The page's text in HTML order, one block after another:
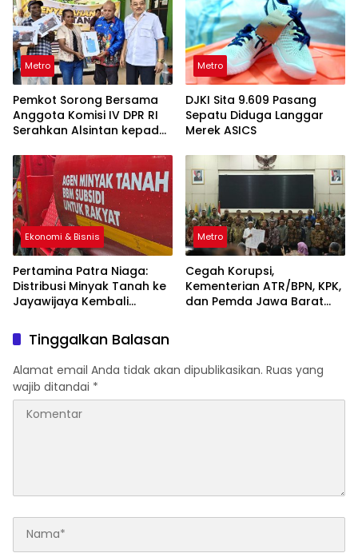
Metro
Pemkot Sorong Bersama
Anggota Komisi IV DPR RI
Serahkan Alsintan kepada
Metro
DJKI Sita 9.609 Pasang
Sepatu Diduga Langgar
Merek ASICS
Ekonomi & Bisnis
Pertamina Patra Niaga:
Distribusi Minyak Tanah ke
Jayawijaya Kembali
Metro
Cegah Korupsi,
Kementerian ATR/BPN, KPK,
dan Pemda Jawa Barat
Tinggalkan Balasan
Alamat email Anda tidak akan dipublikasikan. Ruas yang
wajib ditandai *